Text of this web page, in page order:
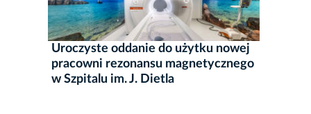
Uroczyste oddanie do użytku nowej
pracowni rezonansu magnetycznego
w Szpitalu im. J. Dietla